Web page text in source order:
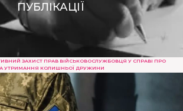
ПУБЛІКАЦІЇ
ЗАХИСТ ПРАВ ВІЙСЬКОВОСЛУЖБОВЦЯ У СПРАВІ ПРО
УТРИМАННЯ КОЛИШНЬОЇ ДРУЖИНИ